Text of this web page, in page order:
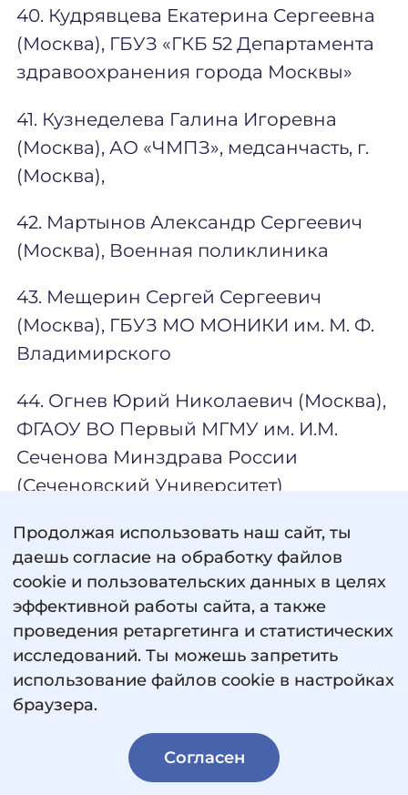
40. Кудрявцева Екатерина Сергеевна
(Москва), ГБУЗ «ГКБ 52 Департамента
здравоохранения города Москвы»
41. Кузнеделева Галина Игоревна
(Москва), АО «ЧМПЗ», медсанчасть, г.
(Москва),
42. Мартынов Александр Сергеевич
(Москва), Военная поликлиника
43. Мещерин Сергей Сергеевич
(Москва), ГБУЗ МО МОНИКИ им. М. Ф.
Владимирского
44. Огнев Юрий Николаевич (Москва),
ФГАОУ ВО Первый МГМУ им. И.М.
Сеченова Минздрава России
(Сеченовский Университет)
45. Омариев Залимхан Мирзаевич
(Москва), Центральный аппарат
Роспотребнадзора
46. Орыщенко Юлия Викторовна
(Москва), ФБУН ЦНИИЭР
47. Осьминкина Ирина Анатольевна
(Москва), ООО ОЛМЕКА
48. Потапова Лия Оскаровна (Москва),
Продолжая использовать наш сайт, ты
даешь согласие на обработку файлов
cookie и пользовательских данных в целях
эффективной работы сайта, а также
проведения ретаргетинга и статистических
исследований. Ты можешь запретить
использование файлов cookie в настройках
браузера.
Согласен